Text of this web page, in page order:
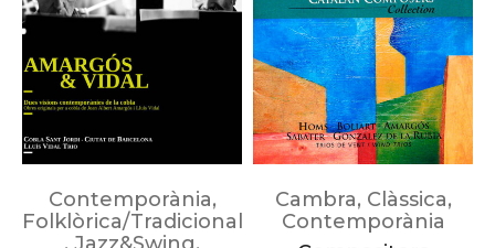
Contemporània,
Folklòrica/Tradicional
Cambra, Clàssica,
Contemporània